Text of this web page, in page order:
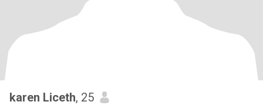
karen Liceth, 25